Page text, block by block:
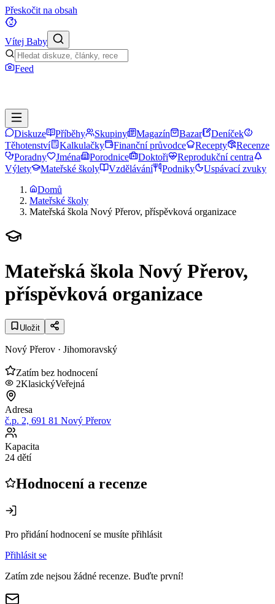
Přeskočit na obsah
Vítej Baby
Feed
Diskuze Příběhy Skupiny Magazín Bazar
Deníček
Těhotenství
Kalkulačky Finanční průvodce Recepty
Recenze
Poradny
Jména Porodnice Doktoři
Reprodukční centra
Výlety
Mateřské školy Vzdělávání Podniky
Uspávací zvuky
Domů
Mateřské školy
Mateřská škola Nový Přerov, příspěvková organizace
Mateřská škola Nový Přerov,
příspěvková organizace
Uložit
Nový Přerov · Jihomoravský
Zatím bez hodnocení
2KlasickýVeřejná
Adresa
č.p. 2, 691 81 Nový Přerov
Kapacita
24 dětí
Hodnocení a recenze
Pro přidání hodnocení se musíte přihlásit
Přihlásit se
Zatím zde nejsou žádné recenze. Buďte první!